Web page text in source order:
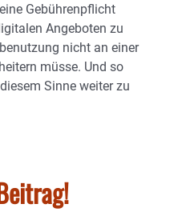
Gebührenpflicht
Angeboten zu
nicht an einer
müsse. Und so
Sinne weiter zu